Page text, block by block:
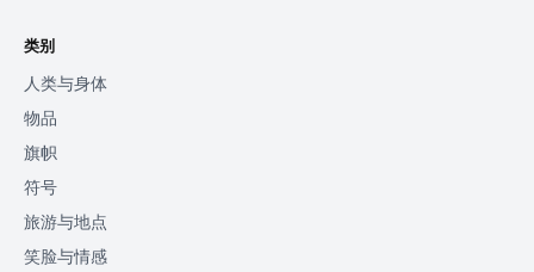
类别
人类与身体
物品
旗帜
符号
旅游与地点
笑脸与情感